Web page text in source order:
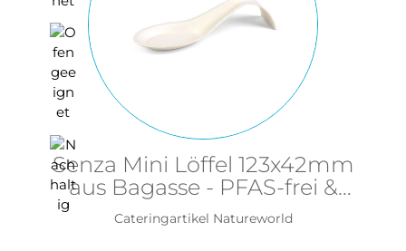
Senza Mini Löffel 123x42mm
aus Bagasse - PFAS-frei &
nachhaltig
Cateringartikel Natureworld